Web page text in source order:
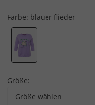
Farbe: blauer flieder
Größe:
Größe wählen